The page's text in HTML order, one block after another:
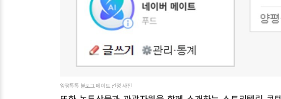
양평톡톡 블로그 메이트 선정 사진